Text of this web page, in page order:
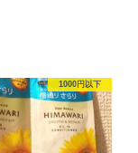
1000円以下